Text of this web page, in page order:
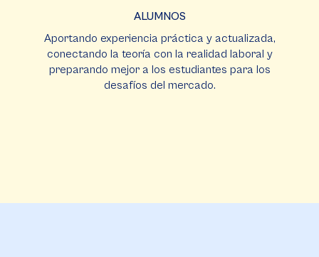
ALUMNOS
Aportando experiencia práctica y actualizada,
conectando la teoría con la realidad laboral y
preparando mejor a los estudiantes para los
desafíos del mercado.